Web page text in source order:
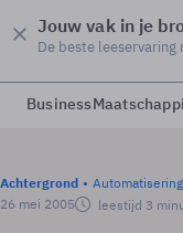
Jouw vak in je
De beste leeservaring
Business
Achtergrond
26 mei 2005
leestijd 3